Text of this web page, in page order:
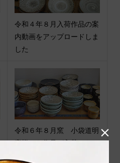
令和４年８月入荷作品の案
内動画をアップロードしま
した
令和６年８月窯 小袋道明
窯様から作品が入荷いたし
